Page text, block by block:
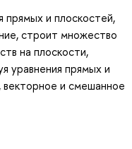
прямых и плоскостей,
строит множество
на плоскости,
уравнения прямых и
векторное и смешанное